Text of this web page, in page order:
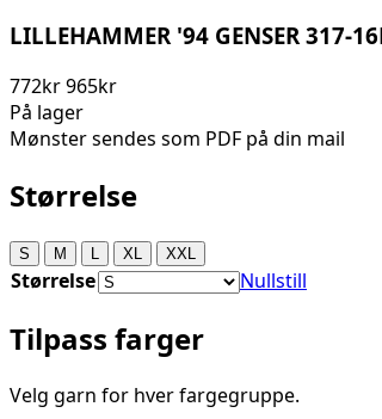
LILLEHAMMER '94 GENSER 317-
772kr965kr
På lager
Mønster sendes som PDF på din mail
Størrelse
S M XL XXL
Størrelse Nullstill
Tilpass farger
Velg garn for hver fargegruppe.